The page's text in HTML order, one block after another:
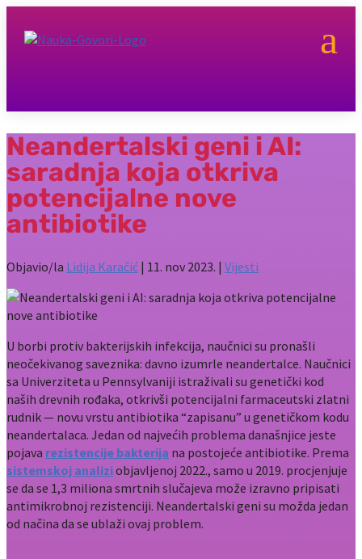
a
Neandertalski geni i AI:
saradnja koja otkriva
potencijalne nove
antibiotike
Objavio/la Lidija Karačić | 11. nov 2023. | Vijesti
U borbi protiv bakterijskih infekcija, naučnici su pronašli
neočekivanog saveznika: davno izumrle neandertalce. Naučnici
sa Univerziteta u Pennsylvaniji istraživali su genetički kod
naših drevnih rođaka, otkrivši potencijalni farmaceutski zlatni
rudnik — novu vrstu antibiotika “zapisanu” u genetičkom kodu
neandertalaca. Jedan od najvećih problema današnjice jeste
pojava rezistencije bakterija na postojeće antibiotike. Prema
sistemskoj analiziobjavljenoj 2022., samo u 2019. procjenjuje
se da se 1,3 miliona smrtnih slučajeva može izravno pripisati
antimikrobnoj rezistenciji. Neandertalski geni su možda jedan
od načina da se ublaži ovaj problem.